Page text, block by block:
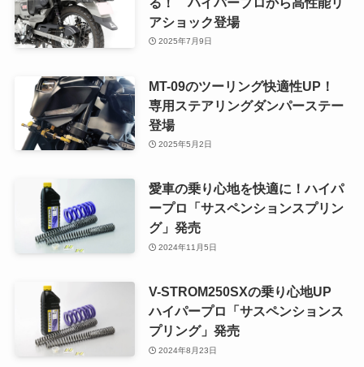
アショック登場
2025年7月9日
MT-09のツーリング快適性UP！
専用ステアリングダンパーステー
登場
2025年5月2日
愛車の乗り心地を快適に！ハイパ
ープロ「サスペンションスプリン
グ」発売
2024年11月5日
V-STROM250SXの乗り心地UP
ハイパープロ「サスペンションス
プリング」発売
2024年8月23日